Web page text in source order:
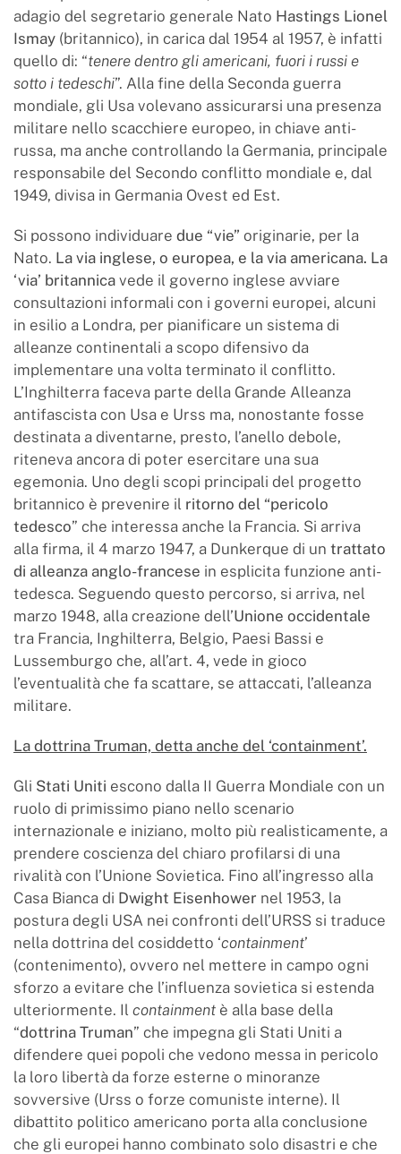
adagio del segretario generale Nato Hastings Lionel
Ismay (britannico), in carica dal 1954 al 1957, è infatti
quello di: “tenere dentro gli americani, fuori i russi e
sotto i tedeschi”. Alla fine della Seconda guerra
mondiale, gli Usa volevano assicurarsi una presenza
militare nello scacchiere europeo, in chiave anti-
russa, ma anche controllando la Germania, principale
responsabile del Secondo conflitto mondiale e, dal
1949, divisa in Germania Ovest ed Est.
Si possono individuare due “vie” originarie, per la
Nato. La via inglese, o europea, e la via americana. La
‘via’ britannica vede il governo inglese avviare
consultazioni informali con i governi europei, alcuni
in esilio a Londra, per pianificare un sistema di
alleanze continentali a scopo difensivo da
implementare una volta terminato il conflitto.
L’Inghilterra faceva parte della Grande Alleanza
antifascista con Usa e Urss ma, nonostante fosse
destinata a diventarne, presto, l’anello debole,
riteneva ancora di poter esercitare una sua
egemonia. Uno degli scopi principali del progetto
britannico è prevenire il ritorno del “pericolo
tedesco” che interessa anche la Francia. Si arriva
alla firma, il 4 marzo 1947, a Dunkerque di un trattato
di alleanza anglo-francese in esplicita funzione anti-
tedesca. Seguendo questo percorso, si arriva, nel
marzo 1948, alla creazione dell’Unione occidentale
tra Francia, Inghilterra, Belgio, Paesi Bassi e
Lussemburgo che, all’art. 4, vede in gioco
l’eventualità che fa scattare, se attaccati, l’alleanza
militare.
La dottrina Truman, detta anche del ‘containment’.
Gli Stati Uniti escono dalla II Guerra Mondiale con un
ruolo di primissimo piano nello scenario
internazionale e iniziano, molto più realisticamente, a
prendere coscienza del chiaro profilarsi di una
rivalità con l’Unione Sovietica. Fino all’ingresso alla
Casa Bianca di Dwight Eisenhower nel 1953, la
postura degli USA nei confronti dell’URSS si traduce
nella dottrina del cosiddetto ‘containment’
(contenimento), ovvero nel mettere in campo ogni
sforzo a evitare che l’influenza sovietica si estenda
ulteriormente. Il containment è alla base della
“dottrina Truman” che impegna gli Stati Uniti a
difendere quei popoli che vedono messa in pericolo
la loro libertà da forze esterne o minoranze
sovversive (Urss o forze comuniste interne). Il
dibattito politico americano porta alla conclusione
che gli europei hanno combinato solo disastri e che